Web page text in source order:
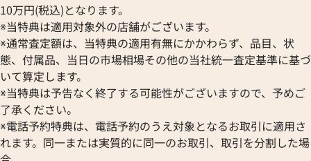
10万円(税込)となります。
※当特典は適用対象外の店舗がございます。
※通常査定額は、当特典の適用有無にかかわらず、品目、状
態、付属品、当日の市場相場その他の当社統一査定基準に基づ
いて算定します。
※当特典は予告なく終了する可能性がございますので、予めご
了承ください。
※電話予約特典は、電話予約のうえ対象となるお取引に適用さ
れます。同一または実質的に同一のお取引、取引を分割した場